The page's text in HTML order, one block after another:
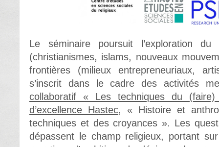
Le séminaire poursuit l’exploration
(christianismes, islams, nouveaux
frontières (milieux entrepreneuriaux,
s’inscrit dans le cadre des activités
collaboratif « Les techniques du
d’excellence Hastec, « Histoire et
techniques et des croyances ». Les
dépassent le champ religieux, portant